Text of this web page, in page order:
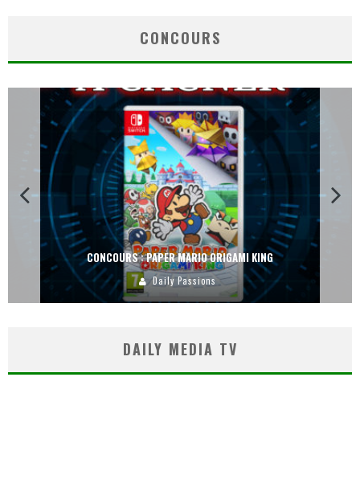
CONCOURS
CONCOURS : PAPER MARIO ORIGAMI KING
Daily Passions
DAILY MEDIA TV